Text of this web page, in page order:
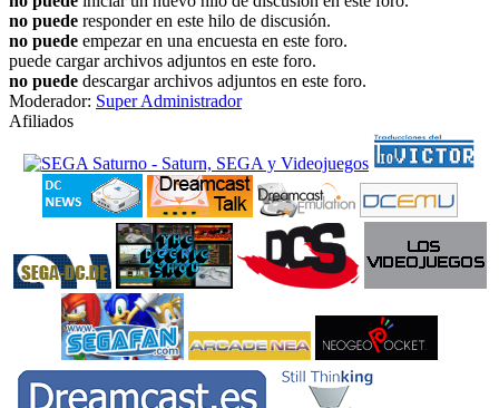
no puede responder en este hilo de discusión.
no puede empezar en una encuesta en este foro.
puede cargar archivos adjuntos en este foro.
no puede descargar archivos adjuntos en este foro.
Moderador: Super Administrador
Afiliados